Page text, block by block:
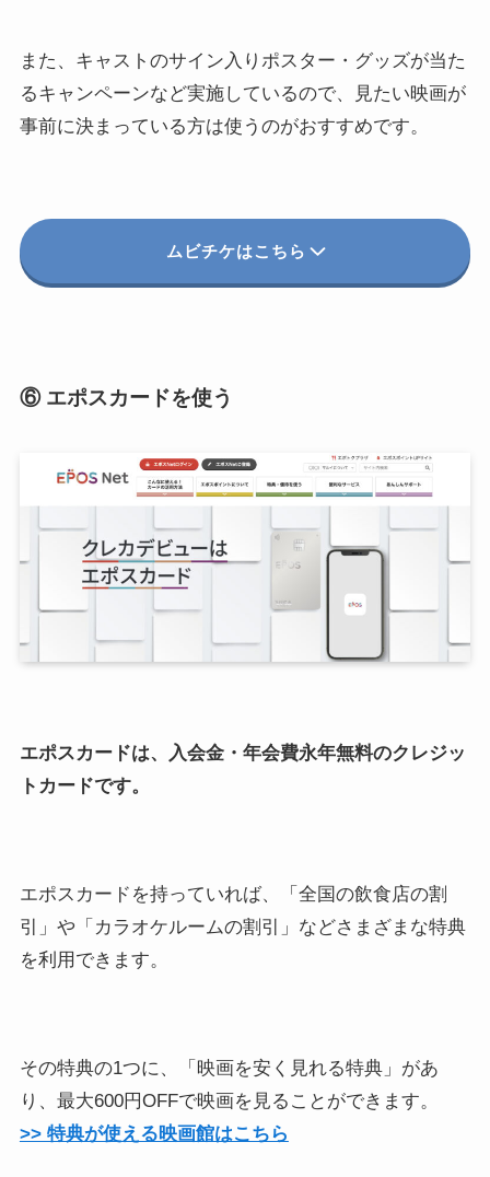
また、キャストのサイン入りポスター・グッズが当た
るキャンペーンなど実施しているので、見たい映画が
事前に決まっている方は使うのがおすすめです。
ムビチケはこちら
⑥ エポスカードを使う
エポスカードは、入会金・年会費永年無料のクレジッ
トカードです。
エポスカードを持っていれば、「全国の飲食店の割
引」や「カラオケルームの割引」などさまざまな特典
を利用できます。
その特典の1つに、「映画を安く見れる特典」があ
り、最大600円OFFで映画を見ることができます。
>> 特典が使える映画館はこちら